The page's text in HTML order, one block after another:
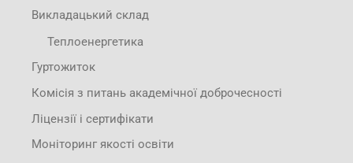
Викладацький склад
Теплоенергетика
Гуртожиток
Комісія з питань академічної доброчесності
Ліцензії і сертифікати
Моніторинг якості освіти